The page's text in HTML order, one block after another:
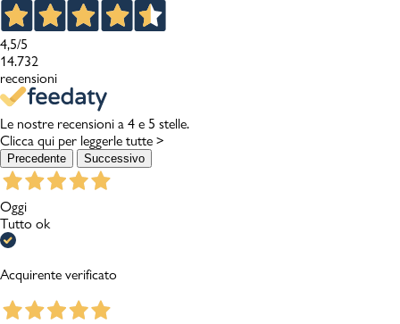
4,5/5
14.732
recensioni
Le nostre recensioni a 4 e 5 stelle.
Clicca qui per leggerle tutte >
Precedente Successivo
Oggi
Tutto ok
Acquirente verificato